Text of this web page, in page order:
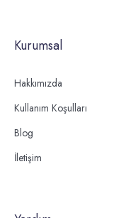
Kurumsal
Hakkımızda
Kullanım Koşulları
Blog
İletişim